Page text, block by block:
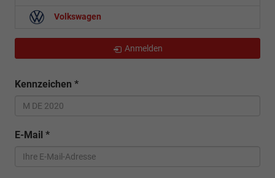
Volkswagen
Anmelden
Kennzeichen *
E-Mail *